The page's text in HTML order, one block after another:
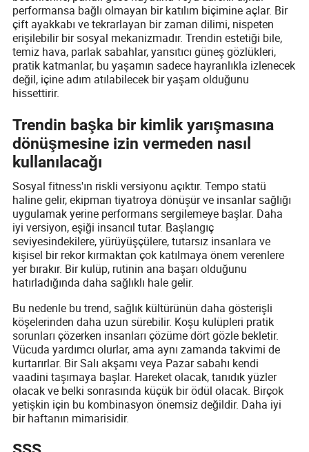
performansa bağlı olmayan bir katılım biçimine açlar. Bir
çift ayakkabı ve tekrarlayan bir zaman dilimi, nispeten
erişilebilir bir sosyal mekanizmadır. Trendin estetiği bile,
temiz hava, parlak sabahlar, yansıtıcı güneş gözlükleri,
pratik katmanlar, bu yaşamın sadece hayranlıkla izlenecek
değil, içine adım atılabilecek bir yaşam olduğunu
hissettirir.
Trendin başka bir kimlik yarışmasına
dönüşmesine izin vermeden nasıl
kullanılacağı
Sosyal fitness'ın riskli versiyonu açıktır. Tempo statü
haline gelir, ekipman tiyatroya dönüşür ve insanlar sağlığı
uygulamak yerine performans sergilemeye başlar. Daha
iyi versiyon, eşiği insancıl tutar. Başlangıç
seviyesindekilere, yürüyüşçülere, tutarsız insanlara ve
kişisel bir rekor kırmaktan çok katılmaya önem verenlere
yer bırakır. Bir kulüp, rutinin ana başarı olduğunu
hatırladığında daha sağlıklı hale gelir.
Bu nedenle bu trend, sağlık kültürünün daha gösterişli
köşelerinden daha uzun sürebilir. Koşu kulüpleri pratik
sorunları çözerken insanları çözüme dört gözle bekletir.
Vücuda yardımcı olurlar, ama aynı zamanda takvimi de
kurtarırlar. Bir Salı akşamı veya Pazar sabahı kendi
vaadini taşımaya başlar. Hareket olacak, tanıdık yüzler
olacak ve belki sonrasında küçük bir ödül olacak. Birçok
yetişkin için bu kombinasyon önemsiz değildir. Daha iyi
bir haftanın mimarisidir.